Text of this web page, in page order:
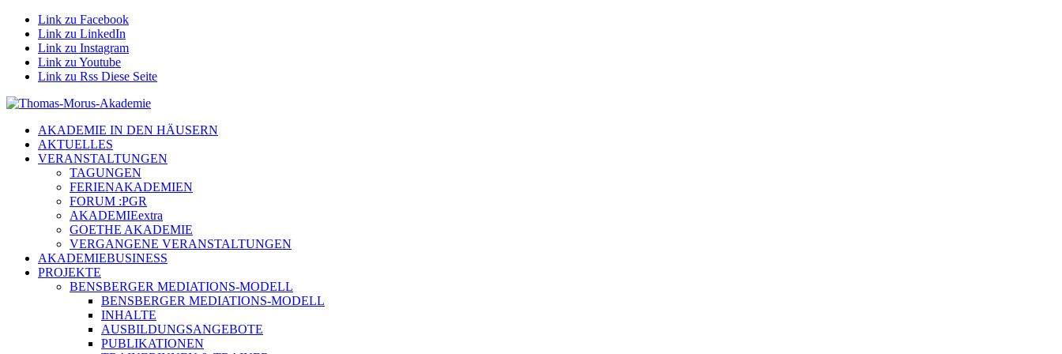
Link zu Facebook
Link zu LinkedIn
Link zu Instagram
Link zu Youtube
Link zu Rss Diese Seite
AKADEMIE IN DEN HÄUSERN
AKTUELLES
VERANSTALTUNGEN
TAGUNGEN
FERIENAKADEMIEN
FORUM :PGR
AKADEMIEextra
GOETHE AKADEMIE
VERGANGENE VERANSTALTUNGEN
AKADEMIEBUSINESS
PROJEKTE
BENSBERGER MEDIATIONS-MODELL
BENSBERGER MEDIATIONS-MODELL
INHALTE
AUSBILDUNGSANGEBOTE
PUBLIKATIONEN